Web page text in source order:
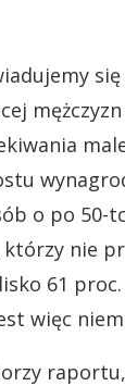
się
o po 50-
nie
61
więc